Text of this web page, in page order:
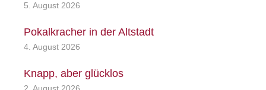
5. August 2026
Pokalkracher in der Altstadt
4. August 2026
Knapp, aber glücklos